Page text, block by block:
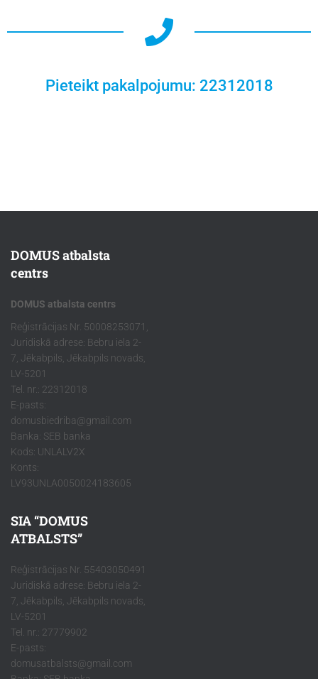
Pieteikt pakalpojumu: 22312018
DOMUS atbalsta
centrs
DOMUS atbalsta centrs
Reģistrācijas Nr. 50008253071,
Juridiskā adrese: Bebru iela 2-
7, Jēkabpils, Jēkabpils novads,
LV-5201
Tel. nr.: 22312018
E-pasts:
domusbiedriba@gmail.com
Banka: SEB banka
Kods: UNLALV2X
Konts:
LV93UNLA0050024183605
SIA “DOMUS
ATBALSTS”
Reģistrācijas Nr. 55403050491
Juridiskā adrese: Bebru iela 2-
7, Jēkabpils, Jēkabpils novads,
LV-5201
Tel. nr.: 27779902
E-pasts:
domusatbalsts@gmail.com